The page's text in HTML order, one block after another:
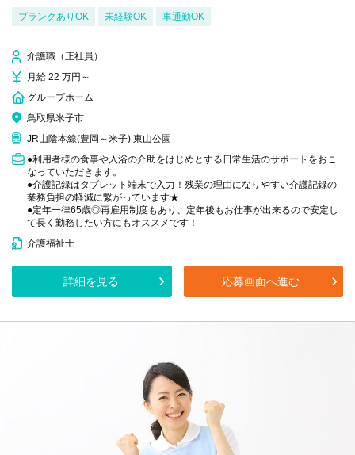
ブランクありOK 未経験OK 車通勤OK
介護職（正社員）
月給 22 万円～
グループホーム
鳥取県米子市
JR山陰本線(豊岡～米子) 東山公園
●利用者様の食事や入浴の介助をはじめとする日常生活のサポートをおこ
なっていただきます。
●介護記録はタブレット端末で入力！残業の理由になりやすい介護記録の
業務負担の軽減に繋がっています★
●定年一律65歳◎再雇用制度もあり、定年後もお仕事が出来るので安定し
て長く勤務したい方にもオススメです！
介護福祉士
詳細を見る 応募画面へ進む